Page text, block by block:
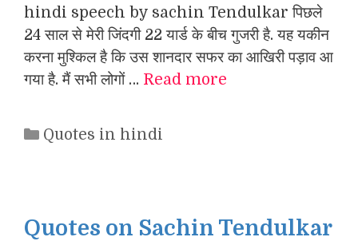
hindi speech by sachin Tendulkar पिछले
24 साल से मेरी जिंदगी 22 यार्ड के बीच गुजरी है. यह यकीन
करना मुश्‍किल है कि उस शानदार सफर का आखिरी पड़ाव आ
गया है. मैं सभी लोगों … Read more
Categories
Quotes in hindi
Quotes on Sachin Tendulkar